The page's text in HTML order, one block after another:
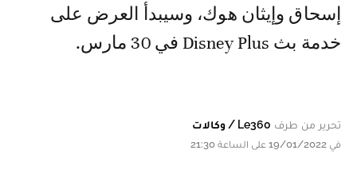
إسحاق وإيثان هوك، وسيبدأ العرض على
خدمة بث Disney Plus في 30 مارس.
تحرير من طرف Le360 / وكالات
في 19/01/2022 على الساعة 21:30